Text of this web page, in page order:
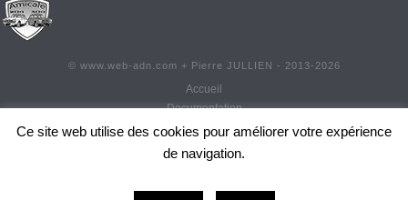
© www.web-adn.com + Pierre JULLIEN - 2013- 2026
Accueil
Documentation
Contact
Adhésion
Ce site web utilise des cookies pour améliorer votre expérience
de navigation.